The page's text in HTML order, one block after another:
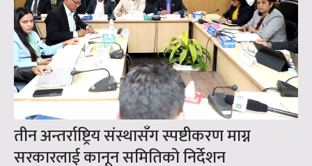
तीन अन्तर्राष्ट्रिय संस्थासँग स्पष्टीकरण माग्न
सरकारलाई कानून समितिको निर्देशन